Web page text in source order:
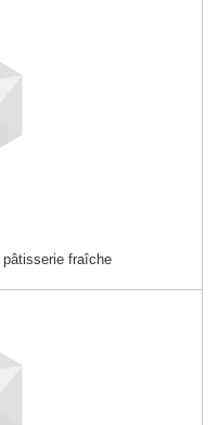
pâtisserie fraîche